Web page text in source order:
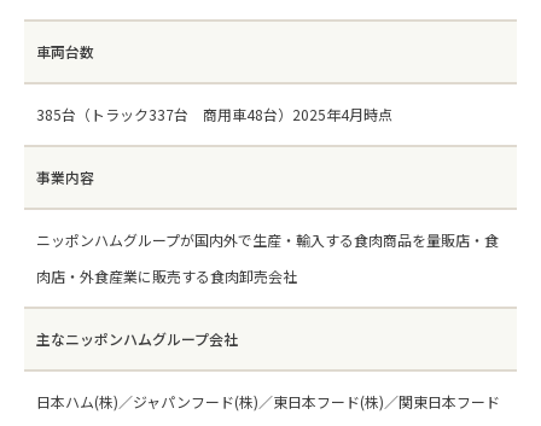
車両台数
385台（トラック337台 商用車48台）2025年4月時点
事業内容
ニッポンハムグループが国内外で生産・輸入する食肉商品を量販店・食
肉店・外食産業に販売する食肉卸売会社
主なニッポンハムグループ会社
日本ハム(株)／ジャパンフード(株)／東日本フード(株)／関東日本フード